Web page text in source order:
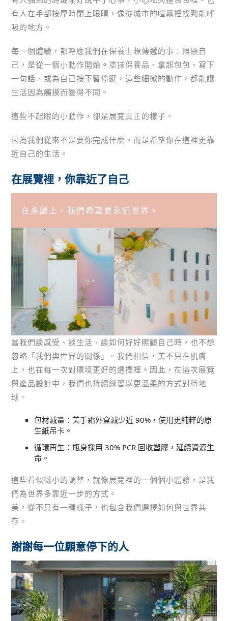
有人在手部按摩時閉上眼睛，像從城市的喧囂裡找到能呼
吸的地方。
每一個體驗，都呼應我們在保養上想傳遞的事：照顧自
己，是從一個小動作開始 。 塗抹保養品、拿起包包、寫下
一句話、或為自己按下暫停鍵，這些細微的動作，都能讓
生活因為觸摸而變得不同。
這些不起眼的小動作，卻是展覽真正的樣子。
因為我們從來不是要你完成什麼，而是希望你在這裡更靠
近自己的生活。
在展覽裡，你靠近了自己
在永續上，我們希望更靠近世界。
當我們談感受、談生活、談如何好好照顧自己時，也不想
忽略「我們與世界的關係」。我們相信，美不只在肌膚
上，也在每一次對環境更好的選擇裡。因此，在這次展覽
與產品設計中，我們也持續練習以更溫柔的方式對待地
球。
包材減量：美手霜外盒減少近 90%，使用更純粹的原
生紙吊卡。
循環再生：瓶身採用 30% PCR 回收塑膠，延續資源生
命。
這些看似微小的調整，就像展覽裡的一個個小體驗，是我
們為世界多靠近一步的方式。
美，從不只有一種樣子，也包含我們選擇如何與世界共
存。
謝謝每一位願意停下的人